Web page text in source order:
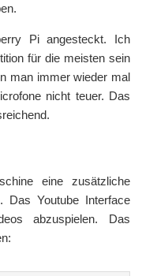
Pi angesteckt. Ich
für die meisten sein
man immer wieder mal
nicht teuer. Das
eine zusätzliche
Das Youtube Interface
abzuspielen. Das